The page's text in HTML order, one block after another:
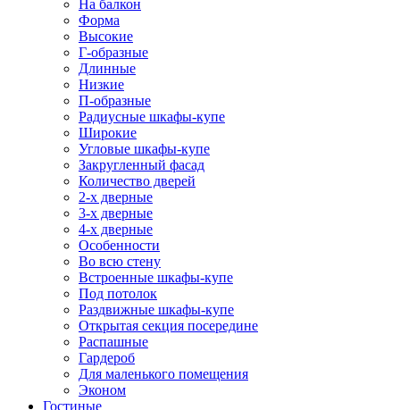
На балкон
Форма
Высокие
Г-образные
Длинные
Низкие
П-образные
Радиусные шкафы-купе
Широкие
Угловые шкафы-купе
Закругленный фасад
Количество дверей
2-х дверные
3-х дверные
4-х дверные
Особенности
Во всю стену
Встроенные шкафы-купе
Под потолок
Раздвижные шкафы-купе
Открытая секция посередине
Распашные
Гардероб
Для маленького помещения
Эконом
Гостиные